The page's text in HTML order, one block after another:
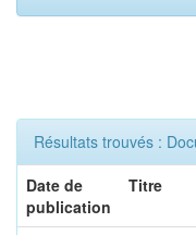
Résultats trouvés :
Date de
publication
Titre